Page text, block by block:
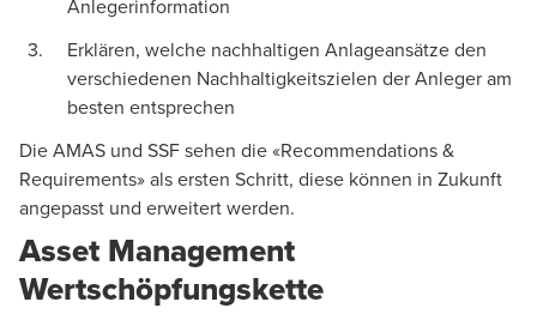
Anlegerinformation
Erklären, welche nachhaltigen Anlageansätze den
verschiedenen Nachhaltigkeitszielen der Anleger am
besten entsprechen
Die AMAS und SSF sehen die «Recommendations &
Requirements» als ersten Schritt, diese können in Zukunft
angepasst und erweitert werden.
Asset Management
Wertschöpfungskette